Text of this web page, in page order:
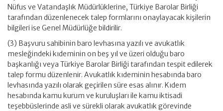
Nüfus ve Vatandaşlık Müdürlüklerine, Türkiye Barolar Birliği
tarafından düzenlenecek talep formlarını onaylayacak kişilerin
bilgileri ise Genel Müdürlüğe bildirilir.
(3) Başvuru sahibinin baro levhasına yazılı ve avukatlık
mesleğindeki kıdeminin on beş yıl ve üzeri olduğu baro
başkanlığı veya Türkiye Barolar Birliği tarafından tespit edilerek
talep formu düzenlenir. Avukatlık kıdeminin hesabında baro
levhasında yazılı olarak geçirilen süre esas alınır. Kıdem
hesabında kamu kurum ve kuruluşları ile kamu iktisadi
teşebbüslerinde asli ve sürekli olarak avukatlık görevinde